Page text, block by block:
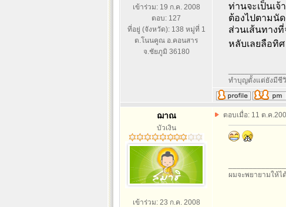
เข้าร่วม: 19 ก.ค. 2008
ตอบ: 127
ที่อยู่ (จังหวัด): 138 หมู่ที่ 1
ต.โนนคูณ อ.คอนสาร
จ.ชัยภูมิ 36180
ท่านจะเป็นเ
ต้องไปตามนั
ส่วนเส้นทาง
หลับเลยลือทิศ
ทำบุญตั้งแต่ยังมีชี
ฌาณ
บัวเงิน
เข้าร่วม: 23 ก.ค. 2008
ตอบเมื่อ: 11 ต.ค
ผมจะพยายามให้ไ